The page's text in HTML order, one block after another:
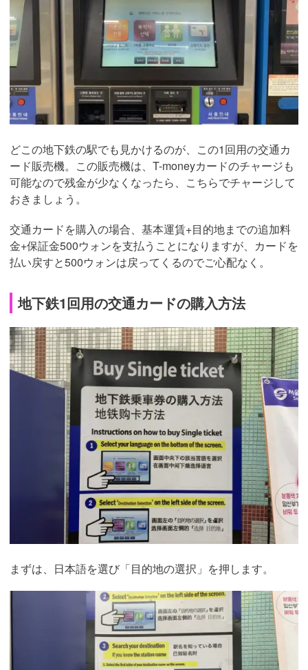
どこの地下鉄の駅でも見かけるのが、この1回用の交通カ
ード販売機。この販売機は、T-moneyカードのチャージも
可能なので残金が少なくなったら、こちらでチャージして
おきましょう。
交通カードを購入の場合、基本運賃+目的地までの追加料
金+保証金500ウォンを支払うことになりますが、カードを
払い戻すと500ウォンは戻ってくるのでご心配なく。
地下鉄1回用の交通カードの購入方法
まずは、日本語を選び「目的地の選択」を押します。